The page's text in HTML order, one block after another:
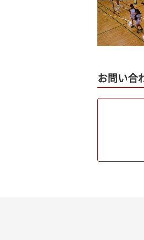
お問い合